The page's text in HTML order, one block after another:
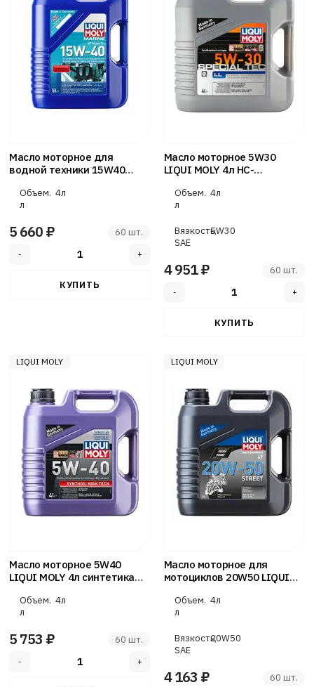
Масло моторное для
водной техники 15W40
Motor Oil 4T
Объем.
л
4л
5 660 ₽ 60 шт.
Масло моторное 5W30
LIQUI MOLY 4л НС-
Объем.
л
4л
Вязкость,
SAE
5W30
4 951 ₽ 60 шт.
LIQUI MOLY
Масло моторное 5W40
LIQUI MOLY 4л синтетика
Объем.
л
4л
5 753 ₽ 60 шт.
LIQUI MOLY
Масло моторное для
мотоциклов 20W50 LIQUI
4TОбъем.
л
4л
Вязкость,
SAE
20W50
4 163 ₽ 60 шт.